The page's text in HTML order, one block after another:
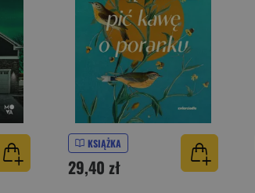
KSIĄŻKA
29,40 zł